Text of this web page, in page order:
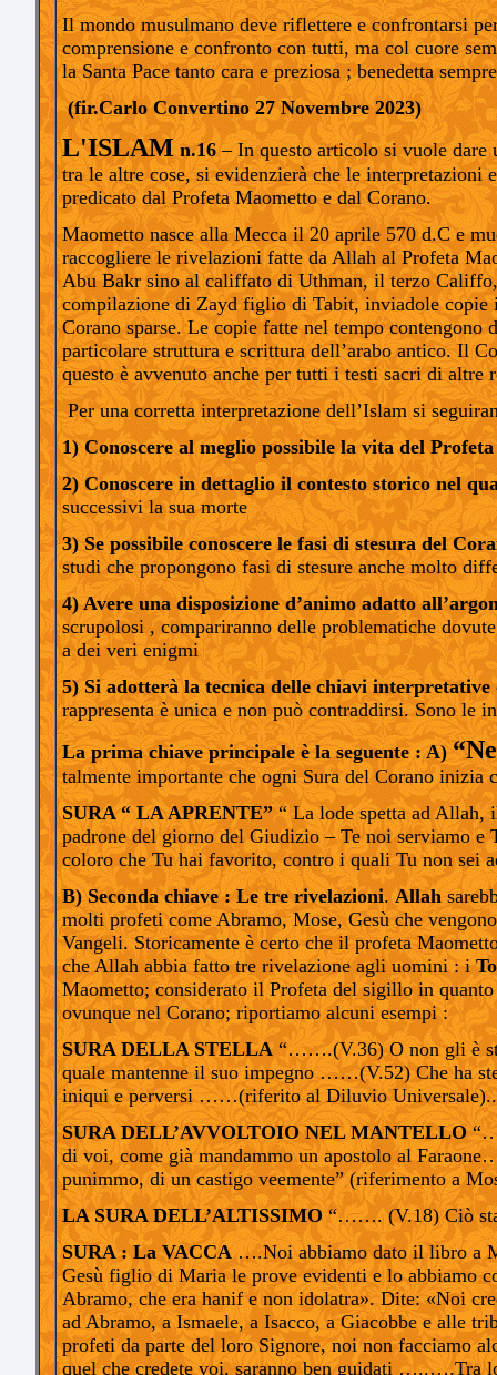
Il mondo musulmano deve riflettere e confrontarsi
comprensione e confronto con tutti, ma col cuore
la Santa Pace tanto cara e preziosa ; benedetta
(fir.Carlo Convertino 27 Novembre 2023)
L'ISLAM n.16– In questo articolo si vuole dare
tra le altre cose, si evidenzierà che le
predicato dal Profeta Maometto e dal Corano.
Maometto nasce alla Mecca il 20 aprile 570 d.C e
raccogliere le rivelazioni fatte da Allah al Profeta
Abu Bakr sino al califfato di Uthman, il terzo
compilazione di Zayd figlio di Tabit, inviadole
Corano sparse. Le copie fatte nel tempo
particolare struttura e scrittura dell’arabo antico. Il
questo è avvenuto anche per tutti i testi sacri di
Per una corretta interpretazione dell’Islam si
1) Conoscere al meglio possibile la vita del
2) Conoscere in dettaglio il contesto storico nel
successivi la sua morte
3) Se possibile conoscere le fasi di stesura del
studi che propongono fasi di stesure anche molto
4) Avere una disposizione d’animo adatto
scrupolosi , compariranno delle problematiche
a dei veri enigmi
5) Si adotterà la tecnica delle chiavi interpretative
rappresenta è unica e non può contraddirsi. Sono le
La prima chiave principale è la seguente : A)
talmente importante che ogni Sura del Corano inizia
SURA “ LA APRENTE”“ La lode spetta ad Allah,
padrone del giorno del Giudizio – Te noi serviamo
coloro che Tu hai favorito, contro i quali Tu non sei
B) Seconda chiave : Le tre rivelazioni.Allah
molti profeti come Abramo, Mose, Gesù che
Vangeli. Storicamente è certo che il profeta
che Allah abbia fatto tre rivelazione agli uomini : i
Maometto; considerato il Profeta del sigillo in
ovunque nel Corano; riportiamo alcuni esempi :
SURA DELLA STELLA“…….(V.36) O non gli è
quale mantenne il suo impegno ……(V.52) Che ha
iniqui e perversi ……(riferito al Diluvio Universale)..
SURA DELL’AVVOLTOIO NEL MANTELLO
di voi, come già mandammo un apostolo al
punimmo, di un castigo veemente” (riferimento a
LA SURA DELL’ALTISSIMO“……. (V.18) Ciò sta
SURA : La VACCA….Noi abbiamo dato il libro a
Gesù figlio di Maria le prove evidenti e lo
Abramo, che era hanif e non idolatra». Dite: «Noi
ad Abramo, a Ismaele, a Isacco, a Giacobbe e alle
profeti da parte del loro Signore, noi non facciamo
quel che credete voi, saranno ben guidati …..….Tra